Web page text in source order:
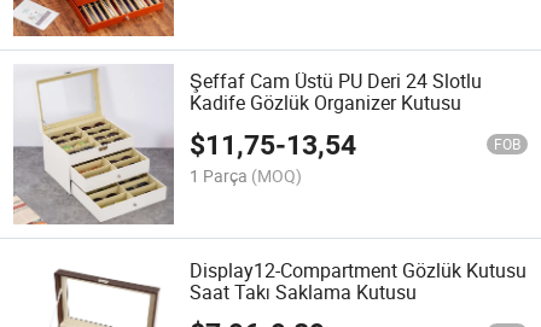
Şeffaf Cam Üstü PU Deri 24 Slotlu
Kadife Gözlük Organizer Kutusu
$11,75-13,54 FOB
1 Parça (MOQ)
Display12-Compartment Gözlük Kutusu
Saat Takı Saklama Kutusu